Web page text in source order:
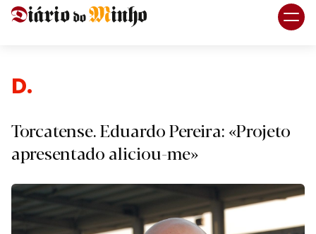
Despo
Torcatense. Eduardo Pereira: «Projeto
apresentado aliciou-me»